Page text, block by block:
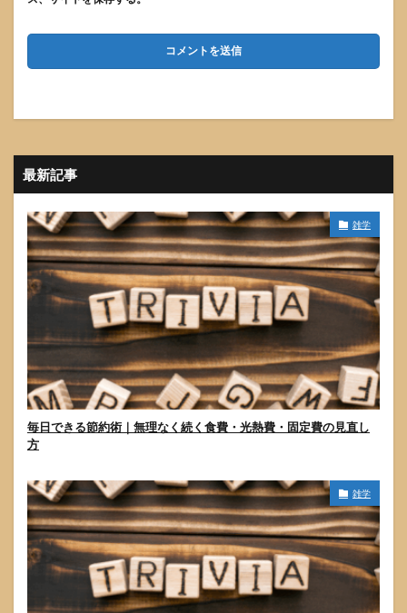
最新記事
雑学
毎日できる節約術｜無理なく続く食費・光熱費・固定費の見直し
方
雑学